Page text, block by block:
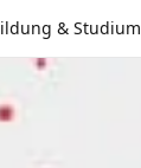
& Studium